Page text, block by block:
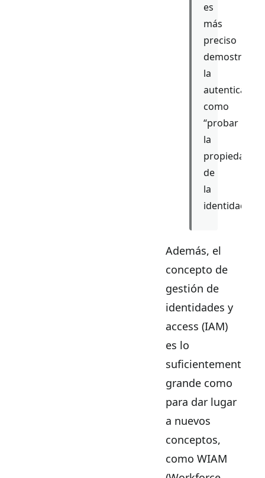
es
más
preciso
demostrar
la
autenticación
como
“probar
la
propiedad
de
la
identidad”.
Además, el
concepto de
gestión de
identidades y
access (IAM)
es lo
suficientemente
grande como
para dar lugar
a nuevos
conceptos,
como WIAM